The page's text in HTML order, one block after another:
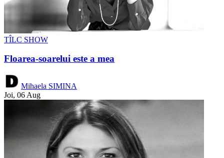
TÎLC SHOW
Floarea-soarelui este a mea
Mihaela SIMINA
Joi, 06 Aug